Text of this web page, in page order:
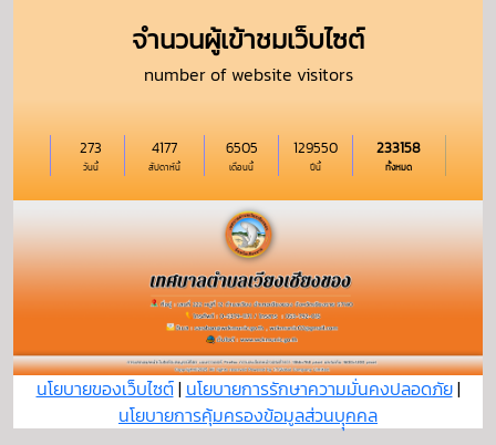
จำนวนผู้เข้าชมเว็บไซต์
number of website visitors
วันนี้
273
สัปดาห์นี้
4177
เดือนนี้
6505
ปีนี้
129550
ทั้งหมด
233158
นโยบายของเว็บไซต์| นโยบายการรักษาความมั่นคงปลอดภัย|
นโยบายการคุ้มครองข้อมูลส่วนบุุคคล